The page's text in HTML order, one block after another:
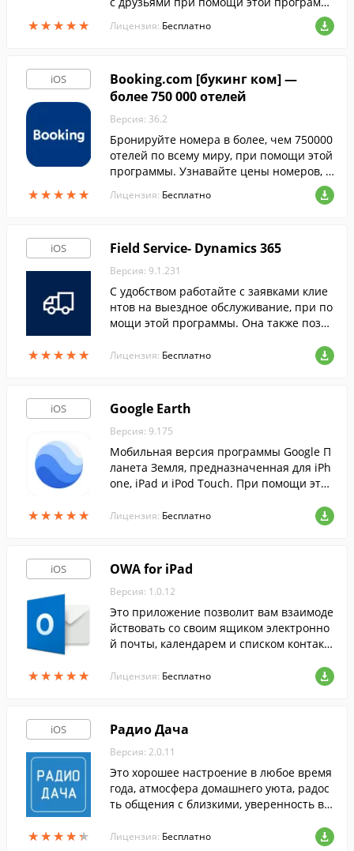
★★★★★
★★★★★ Лицензия: Бесплатно
iOS
★★★★★
★★★★★
Booking.com [букинг ком] —
более 750 000 отелей
Версия: 36.2
Бронируйте номера в более, чем 750000
отелей по всему миру, при помощи этой
программы. Узнавайте цены номеров, ч
итайте отзывы посетителей и просматр
ивайте фотографии отелей.
Лицензия: Бесплатно
iOS
★★★★★
★★★★★
Field Service- Dynamics 365
Версия: 9.1.231
С удобством работайте с заявками клие
нтов на выездное обслуживание, при по
мощи этой программы. Она также позво
инг ресурсов прямо с вашего iPhone или
Лицензия: Бесплатно
iOS
★★★★★
★★★★★
Google Earth
Версия: 9.175
Мобильная версия программы Google П
ланета Земля, предназначенная для iPh
one, iPad и iPod Touch. При помощи этой
планету с высоты птичьего полета.
Лицензия: Бесплатно
iOS
★★★★★
★★★★★
OWA for iPad
Версия: 1.0.12
Это приложение позволит вам взаимоде
йствовать со своим ящиком электронно
й почты, календарем и списком контакт
Лицензия: Бесплатно
iOS
★★★★★
★★★★★
Радио Дача
Версия: 2.0.11
Это хорошее настроение в любое время
года, атмосфера домашнего уюта, радос
ть общения с близкими, уверенность в с
Лицензия: Бесплатно